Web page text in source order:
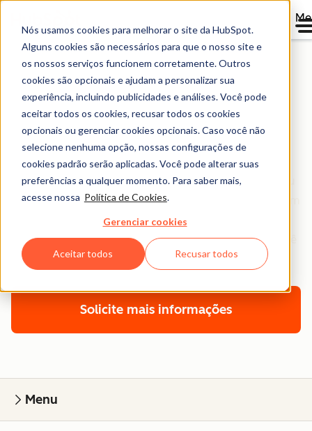
Nós usamos cookies para melhorar o site da HubSpot.
Alguns cookies são necessários para que o nosso site e
os nossos serviços funcionem corretamente. Outros
cookies são opcionais e ajudam a personalizar sua
experiência, incluindo publicidades e análises. Você pode
aceitar todos os cookies, recusar todos os cookies
opcionais ou gerenciar cookies opcionais. Caso você não
selecione nenhuma opção, nossas configurações de
cookies padrão serão aplicadas. Você pode alterar suas
preferências a qualquer momento. Para saber mais,
acesse nossa Política de Cookies.
Gerenciar cookies
Aceitar todos Recusar todos
Onboarding do Sales
Hub
Tenha uma consultoria técnica para implementar o
Sales Hub e orientações para simplificar e ampliar seu
processo de vendas e, claro, fechar mais negócios. Com
um plano de onboarding alinhado às metas e outras
tecnologias da sua empresa, vamos acompanhar você
durante todo o processo.
Solicite mais informações
Menu